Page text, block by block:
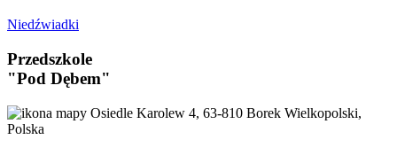
Niedźwiadki
Przedszkole
"Pod Dębem"
Osiedle Karolew 4, 63-810 Borek Wielkopolski,
Polska